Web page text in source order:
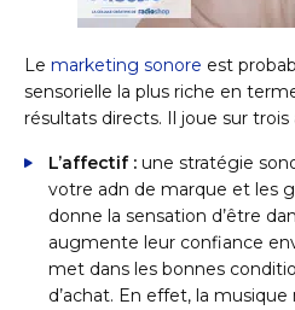
Le marketing sonore est
sensorielle la plus riche en
résultats directs. Il joue sur
L’affectif : une stratégie
votre adn de marque et les
donne la sensation d’être
augmente leur confiance
met dans les bonnes
d’achat. En effet, la